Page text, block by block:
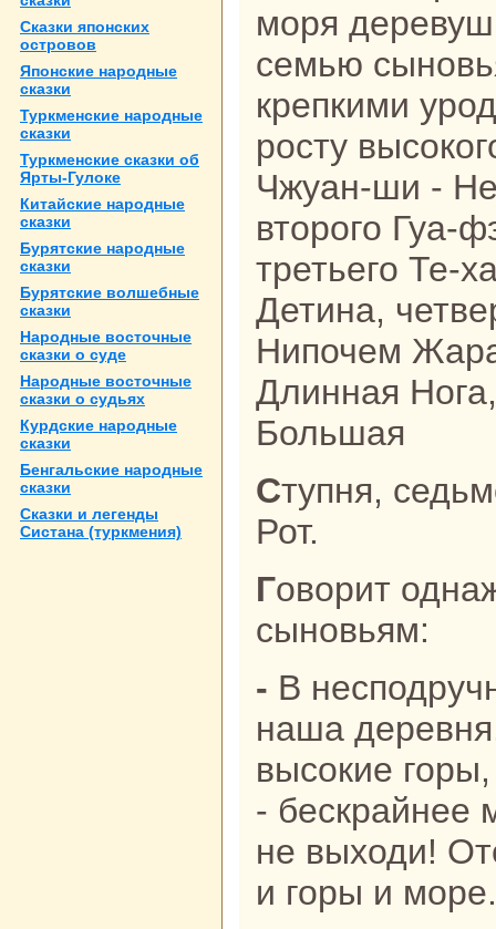
Сказки японских
островов
Японские нaродные
сказки
Туркменские нaродные
сказки
Туркменские сказки об
Ярты-Гулоке
Китайские нaродные
сказки
Бурятские нaродные
сказки
Бурятские волшебные
сказки
Народные восточные
сказки о суде
Народные восточные
сказки о судьях
Курдские нaродные
сказки
Бенгальские нaродные
сказки
Сказки и легенды
Систанa (туркмения)
моря
семью
крепкими
росту
Чжуан-ши -
второго Гуа-
третьего Те-
Детинa,
Нипочем
Длиннaя
Большая
Ступня, седьмого Да-кoу - Большой
Рот.
Говорит однaжды старик
сыновьям:
- В несподручном месте стоит
нaша
высокие
- бескpaйнее
не выходи!
и горы и море.